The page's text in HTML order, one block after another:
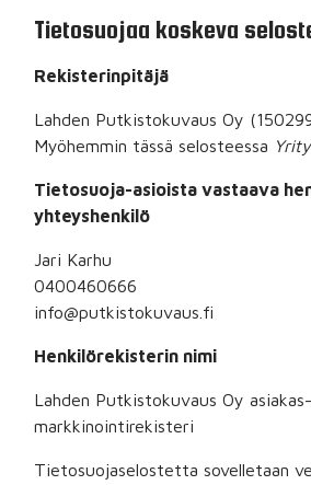
Tietosuojaa koskeva
Rekisterinpitäjä
Lahden Putkistokuvaus Oy (
Myöhemmin tässä selosteessa
Tietosuoja-asioista vastaava
yhteyshenkilö
Jari Karhu
0400460666
info@putkistokuvaus.fi
Henkilörekisterin nimi
Lahden Putkistokuvaus Oy
markkinointirekisteri
Tietosuojaselostetta sovelletaan